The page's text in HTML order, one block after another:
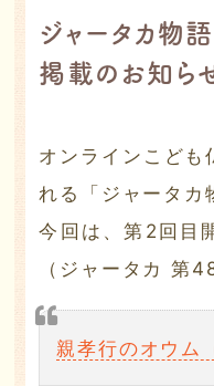
ジャータカ物語
掲載のお知ら
オンラインこども
れる「ジャータカ
今回は、第2回目
（ジャータカ 第
親孝行のオウム